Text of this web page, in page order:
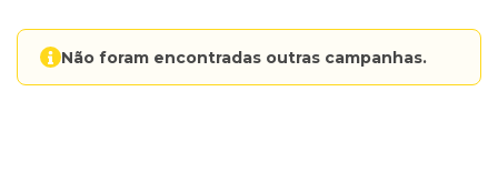
Não foram encontradas outras campanhas.